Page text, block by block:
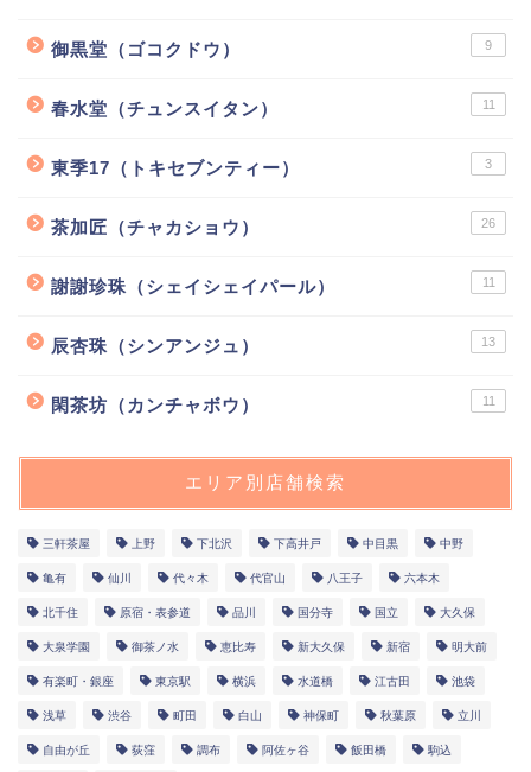
御黒堂（ゴコクドウ） 9
春水堂（チュンスイタン） 11
東季17（トキセブンティー） 3
茶加匠（チャカショウ） 26
謝謝珍珠（シェイシェイパール） 11
辰杏珠（シンアンジュ） 13
閑茶坊（カンチャボウ） 11
エリア別店舗検索
三軒茶屋 上野 下北沢 下高井戸 中目黒 中野
亀有 仙川 代々木 代官山 八王子 六本木
北千住 原宿・表参道 品川 国分寺 国立 大久保
大泉学園 御茶ノ水 恵比寿 新大久保 新宿 明大前
有楽町・銀座 東京駅 横浜 水道橋 江古田 池袋
浅草 渋谷 町田 白山 神保町 秋葉原 立川
自由が丘 荻窪 調布 阿佐ヶ谷 飯田橋 駒込